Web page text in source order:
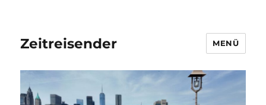
Zeitreisender MENÜ